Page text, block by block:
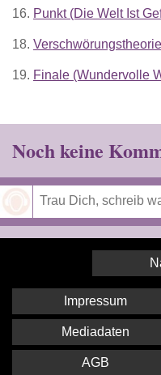
16. Punkt (Die Welt Ist
18.
19. Finale (Wundervolle
Noch keine
Impressum
Mediadaten
AGB